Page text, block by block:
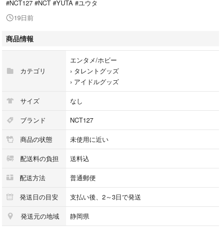
#NCT127 #NCT #YUTA #ユウタ
19日前
商品情報
カテゴリ
エンタメ/ホビー
› タレントグッズ
› アイドルグッズ
サイズ なし
ブランド NCT127
商品の状態 未使用に近い
配送料の負担 送料込
配送方法 普通郵便
発送日の目安 支払い後、2～3日で発送
発送元の地域 静岡県